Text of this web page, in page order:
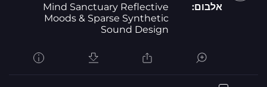
אלבום:
Mind Sanctuary Reflective
Moods & Sparse Synthetic
Sound Design